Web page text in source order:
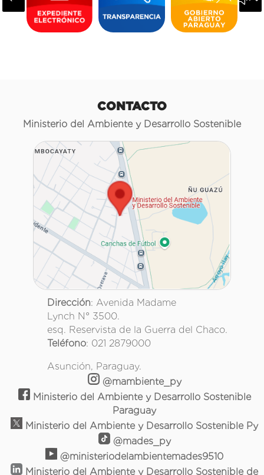
CONTACTO
Ministerio del Ambiente y Desarrollo Sostenible
Dirección: Avenida Madame
Lynch N° 3500.
esq. Reservista de la Guerra del Chaco.
Teléfono: 021 2879000
Asunción, Paraguay.
@mambiente_py
Ministerio del Ambiente y Desarrollo Sostenible
Paraguay
Ministerio del Ambiente y Desarrollo Sostenible Py
@mades_py
@ministeriodelambientemades9510
Ministerio del Ambiente y Desarrollo Sostenible de